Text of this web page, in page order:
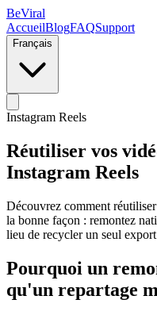
BeViral
AccueilBlogFAQSupport
Français
Instagram Reels
Réutiliser vos
Instagram Reels
Découvrez comment
la bonne façon : remontez
lieu de recycler un seul
Pourquoi un
qu'un repartage